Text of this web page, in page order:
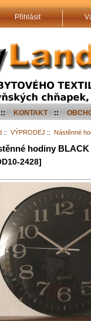
Přihlásit
:: KONTAKT ::
:: VÝPRODEJ :: Nástěnné
hodiny
2428]